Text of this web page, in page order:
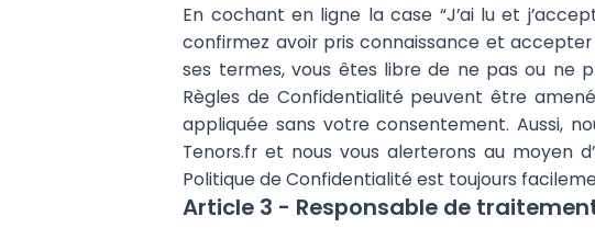
En cochant en ligne la case “J’ai lu et
confirmez avoir pris connaissance et
ses termes, vous êtes libre de ne pas ou ne
Règles de Confidentialité peuvent être
appliquée sans votre consentement. Aussi,
Tenors.fr et nous vous alerterons au moyen
Politique de Confidentialité est toujours
Article 3 - Responsable de